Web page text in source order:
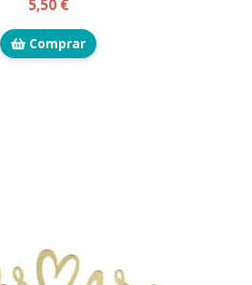
5,50 €
Comprar